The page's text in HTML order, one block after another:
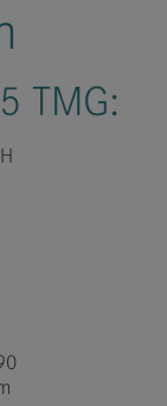
TMG: